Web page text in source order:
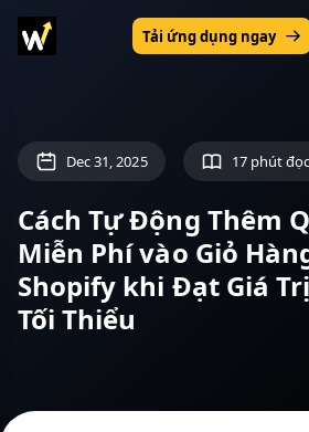
Tải ứng dụng ngay
Dec 31, 2025 17 phút đọc
Cách Tự Động Thêm
Miễn Phí vào Giỏ
Shopify khi Đạt Giá
Tối Thiểu